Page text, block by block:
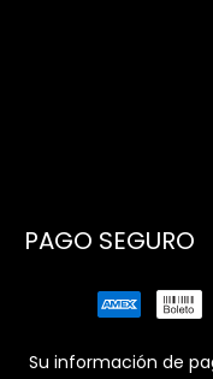
PAGO SEGURO
Su información de